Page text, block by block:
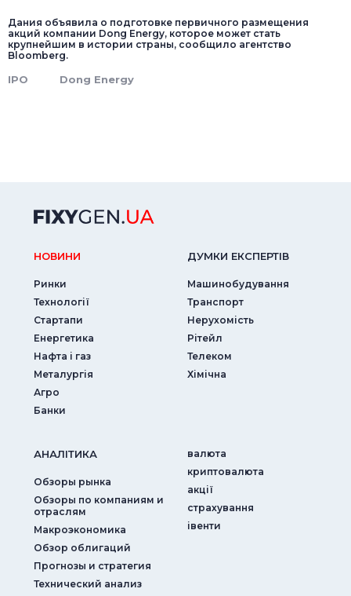
Дания объявила о подготовке первичного размещения
акций компании Dong Energy, которое может стать
крупнейшим в истории страны, сообщило агентство
Bloomberg.
IPO Dong Energy
НОВИНИ
Ринки
Технології
Стартапи
Енергетика
Нафта і газ
Металургія
Агро
Банки
ДУМКИ ЕКСПЕРТIВ
Машинобудування
Транспорт
Нерухомість
Рітейл
Телеком
Хімічна
АНАЛIТИКА
Обзоры рынка
Обзоры по компаниям и
отраслям
Макроэкономика
Обзор облигаций
Прогнозы и стратегия
Технический анализ
валюта
криптовалюта
акції
страхування
iвенти